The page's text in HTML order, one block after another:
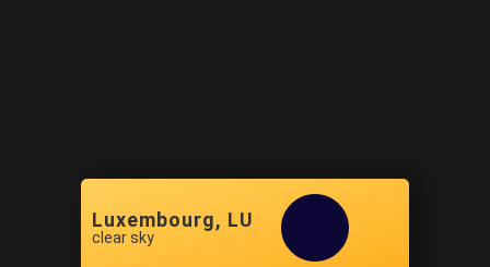
Luxembourg, LU
clear sky